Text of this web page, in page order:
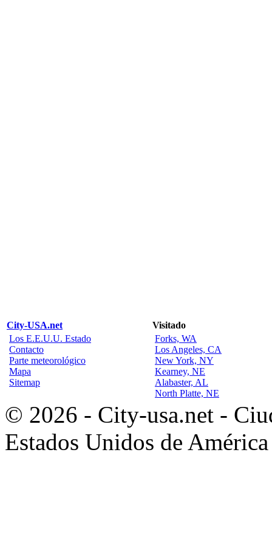
City-USA.net
Visitado
Los E.E.U.U. Estado
Contacto
Parte meteorológico
Mapa
Sitemap
Forks, WA
Los Angeles, CA
New York, NY
Kearney, NE
Alabaster, AL
North Platte, NE
© 2026 - City-usa.net -
Estados Unidos de América